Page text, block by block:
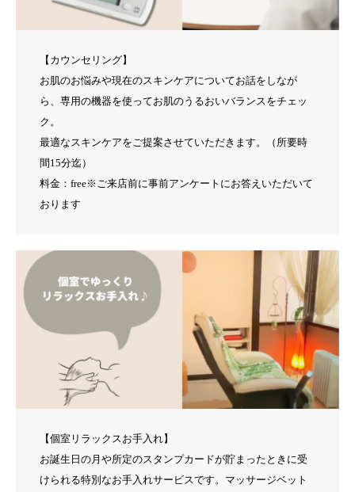
【カウンセリング】
お肌のお悩みや現在のスキンケアについてお話をしなが
ら、専用の機器を使ってお肌のうるおいバランスをチェッ
ク。
最適なスキンケアをご提案させていただきます。（所要時
間15分迄）
料金：free※ご来店前に事前アンケートにお答えいただいて
おります
【個室リラックスお手入れ】
お誕生日の月や所定のスタンプカードが貯まったときに受
けられる特別なお手入れサービスです。マッサージベット